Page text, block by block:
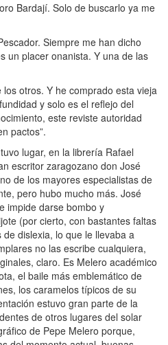
Bardají. Solo de buscarlo ya me
Siempre me han dicho
un placer onanista. Y una de las
otros. Y he comprado esta vieja
y solo es el reflejo del
este reviste autoridad
pactos”.
lugar, en la librería Rafael
escritor zaragozano don José
de los mayores especialistas de
pero hubo mucho más. José
impide darse bombo y
(por cierto, con bastantes faltas
dislexia, lo que le llevaba a
no las escribe cualquiera,
claro. Es Melero académico
el baile más emblemático de
los caramelos típicos de su
estuvo gran parte de la
de otros lugares del solar
de Pepe Melero porque,